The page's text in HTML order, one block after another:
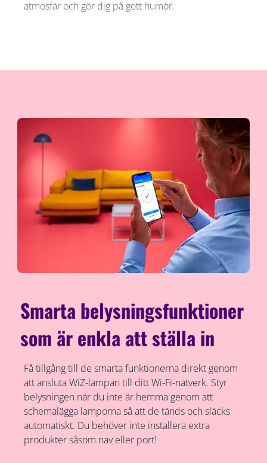
atmosfär och gör dig på gott humör.
Smarta belysningsfunktioner
som är enkla att ställa in
Få tillgång till de smarta funktionerna direkt genom
att ansluta WiZ-lampan till ditt Wi-Fi-nätverk. Styr
belysningen när du inte är hemma genom att
schemalägga lamporna så att de tänds och släcks
automatiskt. Du behöver inte installera extra
produkter såsom nav eller port!